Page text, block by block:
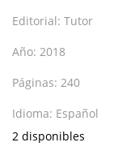
Editorial: Tutor
Año: 2018
Páginas: 240
Idioma: Español
2 disponibles